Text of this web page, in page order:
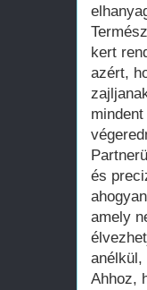
kert
azért,
és
amely
anélkül,
Ahhoz,